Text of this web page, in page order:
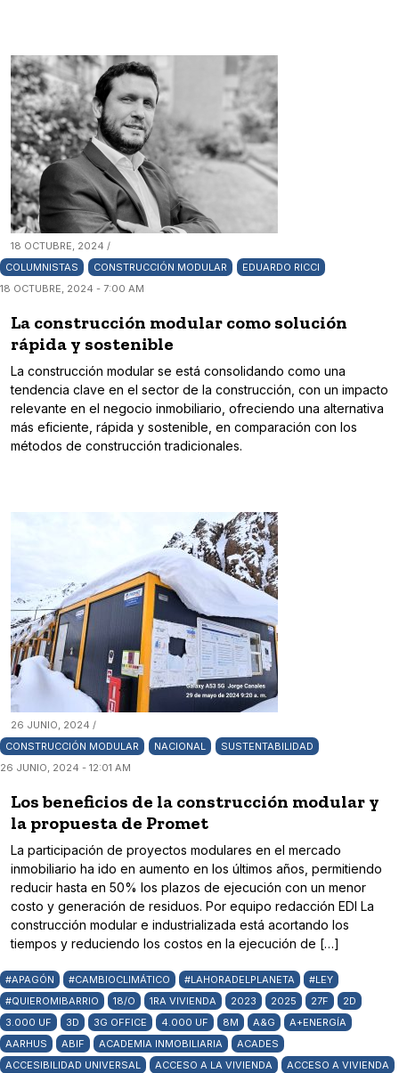
18 OCTUBRE, 2024 /
COLUMNISTAS
CONSTRUCCIÓN MODULAR
EDUARDO RICCI
18 OCTUBRE, 2024 - 7:00 AM
La construcción modular como solución
rápida y sostenible
La construcción modular se está consolidando como una
tendencia clave en el sector de la construcción, con un impacto
relevante en el negocio inmobiliario, ofreciendo una alternativa
más eficiente, rápida y sostenible, en comparación con los
métodos de construcción tradicionales.
26 JUNIO, 2024 /
CONSTRUCCIÓN MODULAR
NACIONAL
SUSTENTABILIDAD
26 JUNIO, 2024 - 12:01 AM
Los beneficios de la construcción modular y
la propuesta de Promet
La participación de proyectos modulares en el mercado
inmobiliario ha ido en aumento en los últimos años, permitiendo
reducir hasta en 50% los plazos de ejecución con un menor
costo y generación de residuos. Por equipo redacción EDI La
construcción modular e industrializada está acortando los
tiempos y reduciendo los costos en la ejecución de […]
#APAGÓN #CAMBIOCLIMÁTICO #LAHORADELPLANETA
#LEY
#QUIEROMIBARRIO
18/O 1RA VIVIENDA 2023 2025 27F
2D
3.000 UF
3D 3G OFFICE 4.000 UF 8M A&G
A+ENERGÍA
AARHUS
ABIF ACADEMIA INMOBILIARIA
ACADES
ACCESIBILIDAD UNIVERSAL
ACCESO A LA VIVIENDA
ACCESO A VIVIENDA